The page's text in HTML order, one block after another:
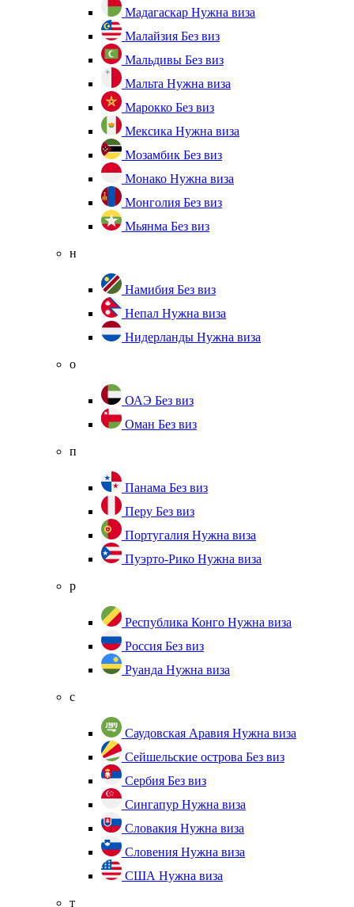
Мадагаскар Нужна виза
Малайзия Без виз
Мальдивы Без виз
Мальта Нужна виза
Марокко Без виз
Мексика Нужна виза
Мозамбик Без виз
Монако Нужна виза
Монголия Без виз
Мьянма Без виз
н
Намибия Без виз
Непал Нужна виза
Нидерланды Нужна виза
о
ОАЭ Без виз
Оман Без виз
п
Панама Без виз
Перу Без виз
Португалия Нужна виза
Пуэрто-Рико Нужна виза
р
Республика Конго Нужна виза
Россия Без виз
Руанда Нужна виза
с
Саудовская Аравия Нужна виза
Сейшельские острова Без виз
Сербия Без виз
Сингапур Нужна виза
Словакия Нужна виза
Словения Нужна виза
США Нужна виза
т